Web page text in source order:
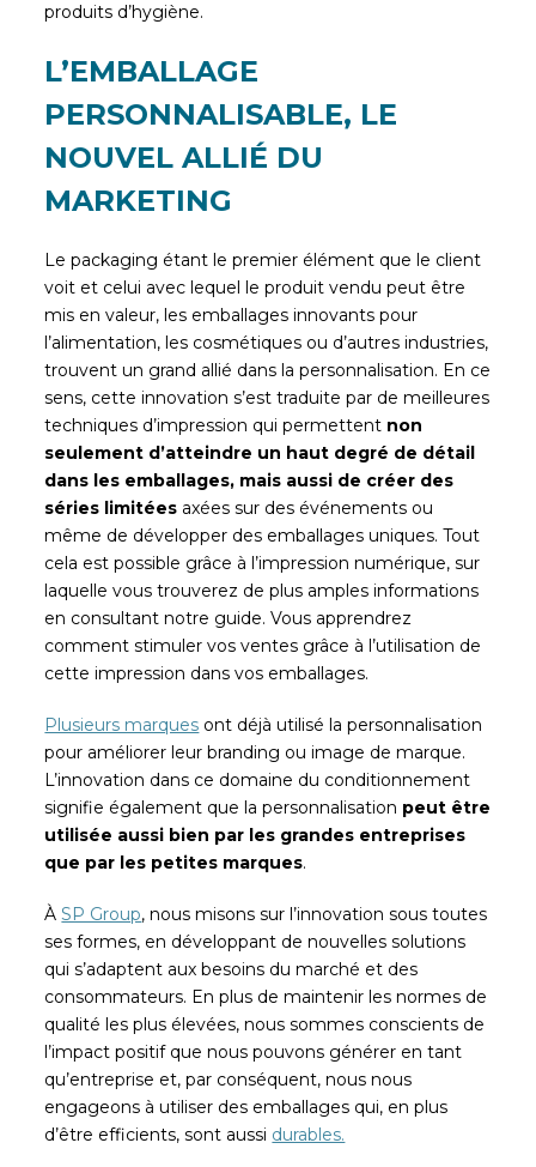
produits d’hygiène.
L’EMBALLAGE
PERSONNALISABLE, LE
NOUVEL ALLIÉ DU
MARKETING
Le packaging étant le premier élément que le client
voit et celui avec lequel le produit vendu peut être
mis en valeur, les emballages innovants pour
l’alimentation, les cosmétiques ou d’autres industries,
trouvent un grand allié dans la personnalisation. En ce
sens, cette innovation s’est traduite par de meilleures
techniques d’impression qui permettent non
seulement d’atteindre un haut degré de détail
dans les emballages, mais aussi de créer des
séries limitées axées sur des événements ou
même de développer des emballages uniques. Tout
cela est possible grâce à l’impression numérique, sur
laquelle vous trouverez de plus amples informations
en consultant notre guide. Vous apprendrez
comment stimuler vos ventes grâce à l’utilisation de
cette impression dans vos emballages.
Plusieurs marques ont déjà utilisé la personnalisation
pour améliorer leur branding ou image de marque.
L’innovation dans ce domaine du conditionnement
signifie également que la personnalisation peut être
utilisée aussi bien par les grandes entreprises
que par les petites marques.
ÀSP Group, nous misons sur l’innovation sous toutes
ses formes, en développant de nouvelles solutions
qui s’adaptent aux besoins du marché et des
consommateurs. En plus de maintenir les normes de
qualité les plus élevées, nous sommes conscients de
l’impact positif que nous pouvons générer en tant
qu’entreprise et, par conséquent, nous nous
engageons à utiliser des emballages qui, en plus
d’être efficients, sont aussi durables.